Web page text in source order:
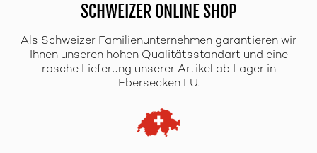
SCHWEIZER ONLINE SHOP
Als Schweizer Familienunternehmen garantieren wir
Ihnen unseren hohen Qualitätsstandart und eine
rasche Lieferung unserer Artikel ab Lager in
Ebersecken LU.